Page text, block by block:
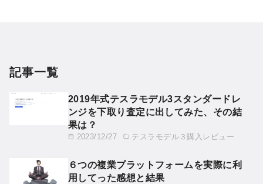
記事一覧
2023/12/27 テスラモデル３購入レビュー
2019年式テスラモデル3スタンダードレ
ンジを下取り査定に出してみた、その結
果は？
６つの複業プラットフォームを実際に利
用してった感想と結果